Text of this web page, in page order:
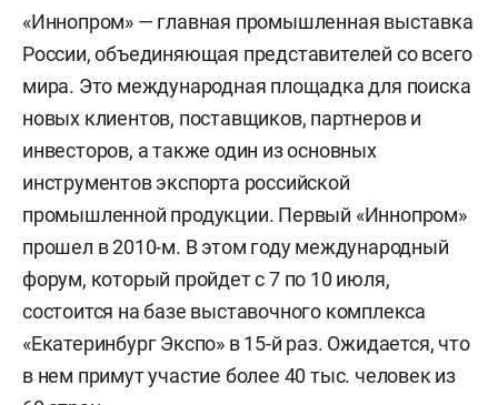
«Иннопром» — главная промышленная выставка
России, объединяющая представителей со всего
мира. Это международная площадка для поиска
новых клиентов, поставщиков, партнеров и
инвесторов, а также один из основных
инструментов экспорта российской
промышленной продукции. Первый «Иннопром»
прошел в 2010-м. В этом году международный
форум, который пройдет с 7 по 10 июля,
состоится на базе выставочного комплекса
«Екатеринбург Экспо» в 15-й раз. Ожидается, что
в нем примут участие более 40 тыс. человек из